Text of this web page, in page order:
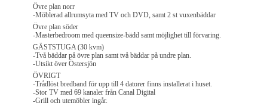
Övre plan norr
-Möblerad allrumsyta med TV och DVD, samt 2 st vuxenbäddar
Övre plan söder
-Masterbedroom med queensize-bädd samt möjlighet till förvaring.
GÄSTSTUGA (30 kvm)
-Två bäddar på övre plan samt två bäddar på undre plan.
-Utsikt över Östersjön
ÖVRIGT
-Trådlöst bredband för upp till 4 datorer finns installerat i huset.
-Stor TV med 69 kanaler från Canal Digital
-Grill och utemöbler ingår.